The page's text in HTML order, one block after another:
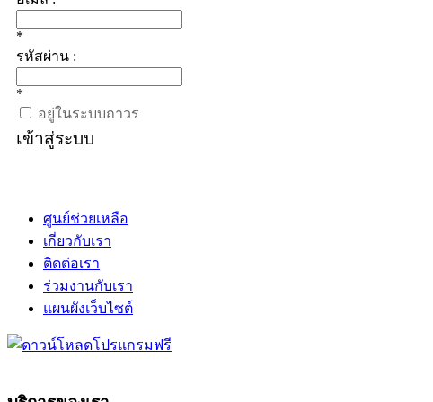
*
รหัสผ่าน :
*
อยู่ในระบบถาวร
เข้าสู่ระบบ
ศูนย์ช่วยเหลือ
เกี่ยวกับเรา
ติดต่อเรา
ร่วมงานกับเรา
แผนผังเว็บไซต์